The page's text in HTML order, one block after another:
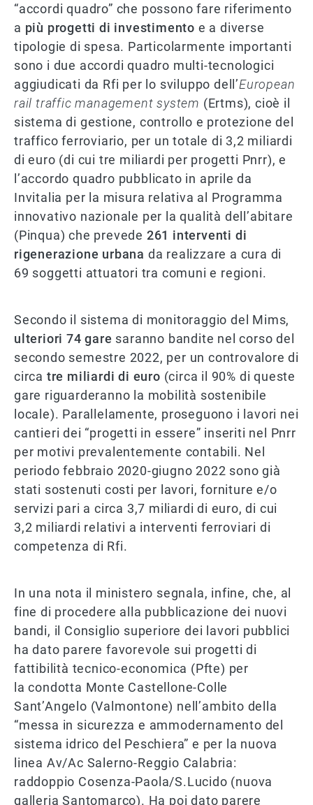
“accordi quadro” che possono fare riferimento
a più progetti di investimento e a diverse
tipologie di spesa. Particolarmente importanti
sono i due accordi quadro multi-tecnologici
aggiudicati da Rfi per lo sviluppo dell’European
rail traffic management system (Ertms), cioè il
sistema di gestione, controllo e protezione del
traffico ferroviario, per un totale di 3,2 miliardi
di euro (di cui tre miliardi per progetti Pnrr), e
l’accordo quadro pubblicato in aprile da
Invitalia per la misura relativa al Programma
innovativo nazionale per la qualità dell’abitare
(Pinqua) che prevede 261 interventi di
rigenerazione urbana da realizzare a cura di
69 soggetti attuatori tra comuni e regioni.
Secondo il sistema di monitoraggio del Mims,
ulteriori 74 gare saranno bandite nel corso del
secondo semestre 2022, per un controvalore di
circa tre miliardi di euro (circa il 90% di queste
gare riguarderanno la mobilità sostenibile
locale). Parallelamente, proseguono i lavori nei
cantieri dei “progetti in essere” inseriti nel Pnrr
per motivi prevalentemente contabili. Nel
periodo febbraio 2020-giugno 2022 sono già
stati sostenuti costi per lavori, forniture e/o
servizi pari a circa 3,7 miliardi di euro, di cui
3,2 miliardi relativi a interventi ferroviari di
competenza di Rfi.
In una nota il ministero segnala, infine, che, al
fine di procedere alla pubblicazione dei nuovi
bandi, il Consiglio superiore dei lavori pubblici
ha dato parere favorevole sui progetti di
fattibilità tecnico-economica (Pfte) per
la condotta Monte Castellone-Colle
Sant’Angelo (Valmontone) nell’ambito della
“messa in sicurezza e ammodernamento del
sistema idrico del Peschiera” e per la nuova
linea Av/Ac Salerno-Reggio Calabria:
raddoppio Cosenza-Paola/S.Lucido (nuova
galleria Santomarco). Ha poi dato parere